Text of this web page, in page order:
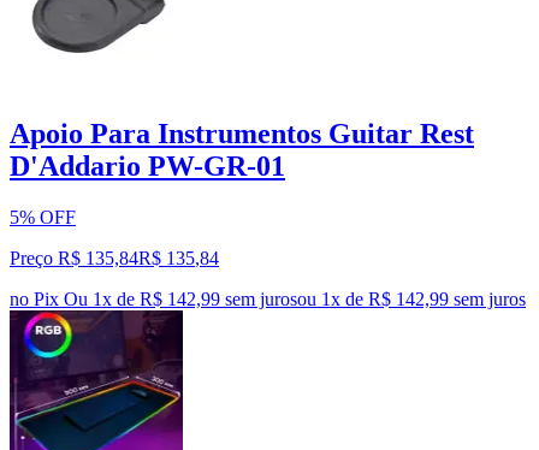
Apoio Para Instrumentos Guitar Rest
D'Addario PW-GR-01
5% OFF
Preço R$ 135,84R$ 135,84
no Pix Ou 1x de R$ 142,99 sem jurosou 1x de R$ 142,99 sem juros